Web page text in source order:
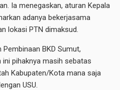
Ia menegaskan, aturan Kepala
adanya bekerjasama
lokasi PTN dimaksud.
BKD Sumut,
pihaknya masih sebatas
Kabupaten/Kota mana saja
USU.